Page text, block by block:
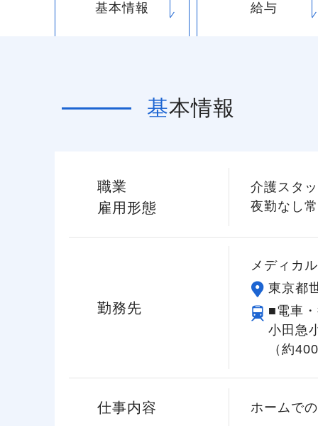
基本情報 給与
基本情報
職業
雇用形態
介護スタ
夜勤なし
勤務先
メディカ
東京都
■電車
小田急
（約
仕事内容 ホームで